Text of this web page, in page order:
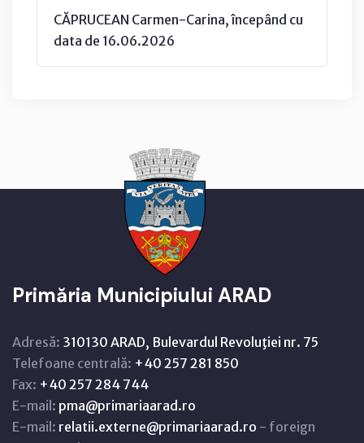
CĂPRUCEAN Carmen-Carina, începând cu
data de 16.06.2026
Primăria Municipiului ARAD
Adresă: 310130 ARAD, Bulevardul Revoluţiei nr. 75
Telefoane centrală: +40 257 281 850
Fax: +40 257 284 744
E-mail: pma@primariaarad.ro
E-mail: relatii.externe@primariaarad.ro - foreign